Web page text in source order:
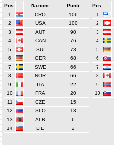
Pos.
Nazione
Punti
1
CRO
106
2
USA
100
3
AUT
90
4
CAN
76
5
SUI
73
6
GER
68
7
SWE
66
8
NOR
66
9
ITA
22
10
FRA
20
11
CZE
15
12
SLO
13
13
ALB
6
14
LIE 2
Pos.
1
2
3
4
5
6
7
8
9
10